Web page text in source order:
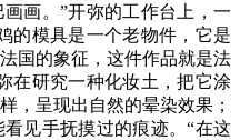
画。”开弥的工作台上，一
的模具是一个老物件，它是
国的象征，这件作品就是法
在研究一种化妆土，把它涂
，呈现出自然的晕染效果；
见手抚摸过的痕迹。“在这